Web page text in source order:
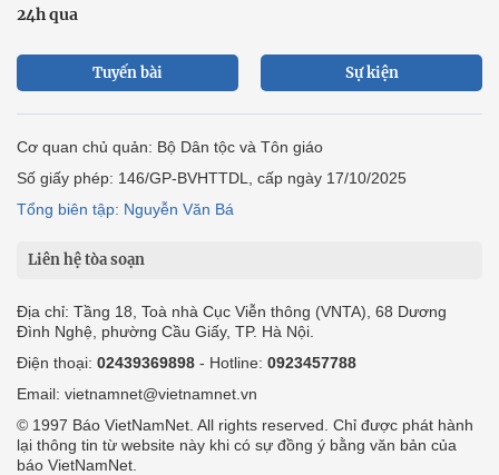
24h qua
Tuyến bài Sự kiện
Cơ quan chủ quản: Bộ Dân tộc và Tôn giáo
Số giấy phép: 146/GP-BVHTTDL, cấp ngày 17/10/2025
Tổng biên tập: Nguyễn Văn Bá
Liên hệ tòa soạn
Địa chỉ: Tầng 18, Toà nhà Cục Viễn thông (VNTA), 68 Dương
Đình Nghệ, phường Cầu Giấy, TP. Hà Nội.
Điện thoại: 02439369898 - Hotline: 0923457788
Email: vietnamnet@vietnamnet.vn
© 1997 Báo VietNamNet. All rights reserved. Chỉ được phát hành
lại thông tin từ website này khi có sự đồng ý bằng văn bản của
báo VietNamNet.